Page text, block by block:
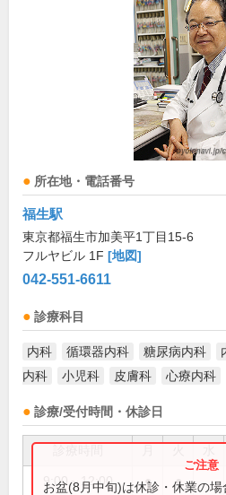
所在地・電話番号
福生駅
東京都福生市加美平1丁目15-6
フルヤビル 1F [地図]
042-551-6611
診療科目
内科 循環器内科 糖尿病内科
内科
小児科 皮膚科 心療内科
診療/受付時間・休診日
9:00～12:00 ● ●
お盆(8月中旬)は休診・休業の